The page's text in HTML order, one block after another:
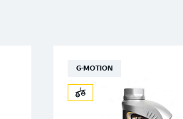
TAKAYAMA
Смоленск